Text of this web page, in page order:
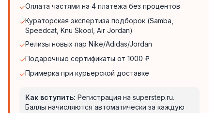
✓Оплата частями на 4 платежа без процентов
✓Кураторская экспертиза подборок (Samba,
Speedcat, Knu Skool, Air Jordan)
✓Релизы новых пар Nike/Adidas/Jordan
✓Подарочные сертификаты от 1000 ₽
✓Примерка при курьерской доставке
Как вступить: Регистрация на superstep.ru.
Баллы начисляются автоматически за каждую